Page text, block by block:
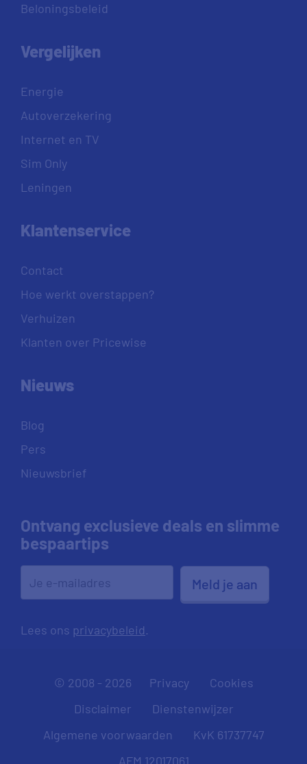
Beloningsbeleid
Vergelijken
Energie
Autoverzekering
Internet en TV
Sim Only
Leningen
Klantenservice
Contact
Hoe werkt overstappen?
Verhuizen
Klanten over Pricewise
Nieuws
Blog
Pers
Nieuwsbrief
Ontvang exclusieve deals en slimme
bespaartips
Meld je aan
Lees ons privacybeleid.
© 2008 - 2026 Privacy
Cookies
Disclaimer
Dienstenwijzer
Algemene voorwaarden
KvK 61737747
AFM 12017061